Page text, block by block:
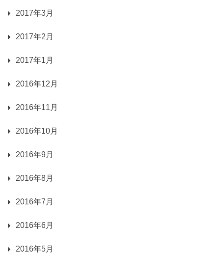
2017年3月
2017年2月
2017年1月
2016年12月
2016年11月
2016年10月
2016年9月
2016年8月
2016年7月
2016年6月
2016年5月